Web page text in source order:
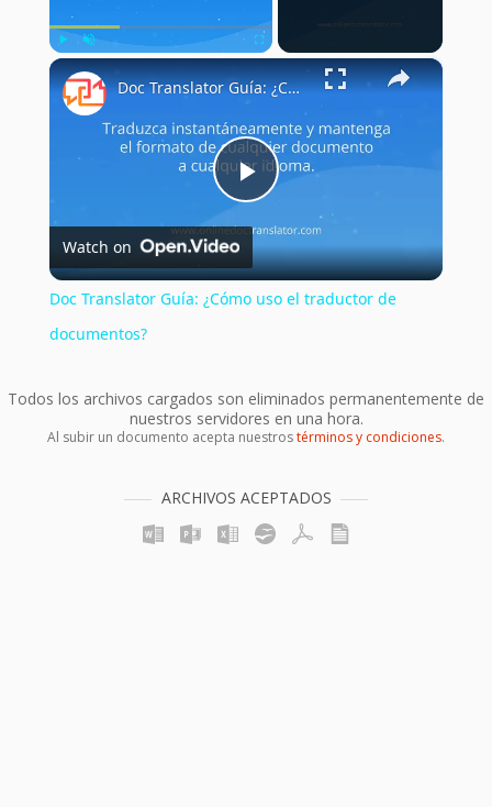
Play Unmute Fullscreen ×
Play
Video
Doc Translator Guía: ¿Cómo uso el traductor de documentos?
Watch on
Doc Translator Guía: ¿Cómo uso el traductor de
documentos?
Todos los archivos cargados son eliminados permanentemente de
nuestros servidores en una hora.
Al subir un documento acepta nuestrostérminos y condiciones.
ARCHIVOS ACEPTADOS